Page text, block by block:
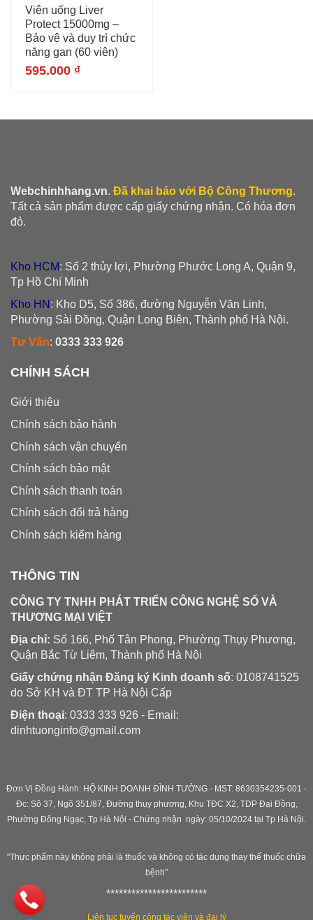
Viên uống Liver
Protect 15000mg –
Bảo vệ và duy trì chức
năng gan (60 viên)
595.000 ₫
Webchinhhang.vn. Đã khai báo với Bộ Công Thương.
Tất cả sản phẩm được cấp giấy chứng nhận. Có hóa đơn
đỏ.
Kho HCM: Số 2 thủy lợi, Phường Phước Long A, Quận 9,
Tp Hồ Chí Minh
Kho HN : Kho D5, Số 386, đường Nguyễn Văn Linh,
Phường Sài Đồng, Quận Long Biên, Thành phố Hà Nội.
Tư Vấn: 0333 333 926
CHÍNH SÁCH
Giới thiệu
Chính sách bảo hành
Chính sách vận chuyển
Chính sách bảo mật
Chính sách thanh toán
Chính sách đổi trả hàng
Chính sách kiểm hàng
THÔNG TIN
CÔNG TY TNHH PHÁT TRIỂN CÔNG NGHỆ SỐ VÀ
THƯƠNG MẠI VIỆT
Địa chỉ: Số 166, Phố Tân Phong, Phường Thụy Phương,
Quận Bắc Từ Liêm, Thành phố Hà Nội
Giấy chứng nhận Đăng ký Kinh doanh số: 0108741525
do Sở KH và ĐT TP Hà Nội Cấp
Điện thoại: 0333 333 926 - Email:
dinhtuonginfo@gmail.com
Đơn Vị Đồng Hành: HỘ KINH DOANH ĐÌNH TƯỞNG - MST: 8630354235-001 -
Đc: Sô 37, Ngõ 351/87, Đường thụy phương, Khu TĐC X2, TDP Đại Đồng,
Phường Đông Ngạc, Tp Hà Nội - C hứng nhận ngày: 05/10/2024 tại Tp Hà Nội.
"Thực phẩm này không phải là thuốc và không có tác dụng thay thế thuốc chữa
bệnh"
************************
Liên tục tuyển cộng tác viên và đại lý